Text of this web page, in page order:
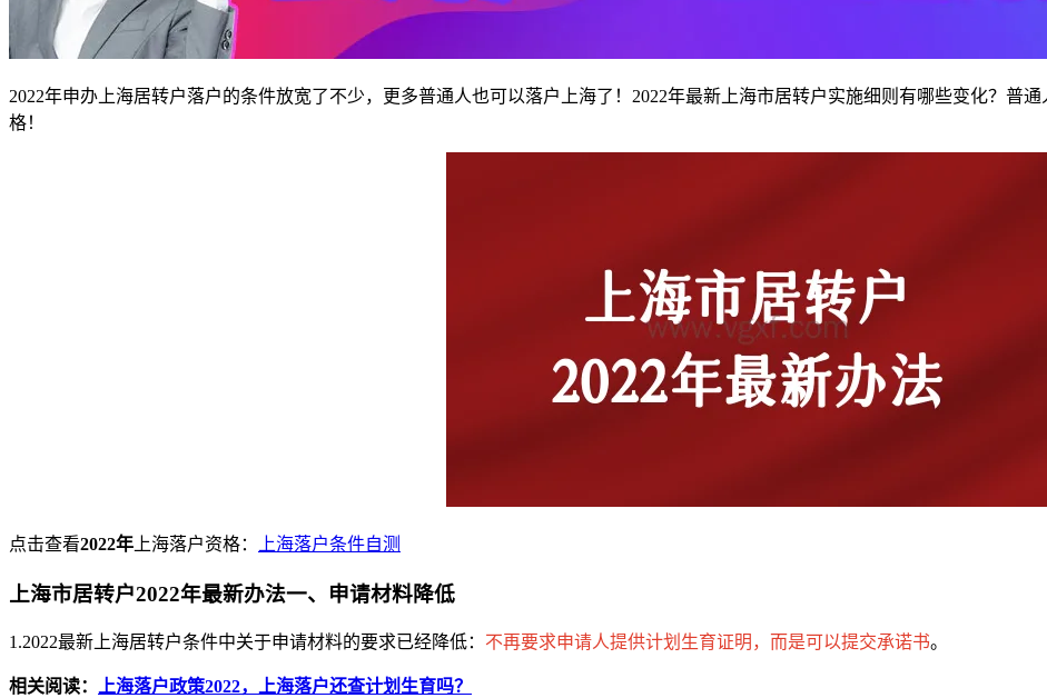
2022年申办上海居转户落户的条件放宽了不少，更多普通人也可以落户上海了！2022年最新上海市居转户实施细则有哪些变化？普
格！
点击查看2022年 上海落户资格： 上海落户条件自测
上海市居转户2022年最新办法一、申请材料降低
1.2022最新上海居转户条件中关于申请材料的要求已经降低： 不再要求申请人提供计划生育证明，而是可以提交承诺书。
相关阅读： 上海落户政策2022，上海落户还查计划生育吗？